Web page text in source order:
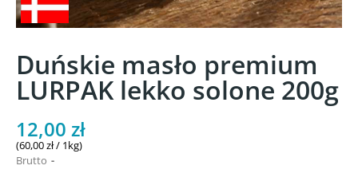
Duńskie masło premium
LURPAK lekko solone 200g
12,00 zł
(60,00 zł / 1kg)
Brutto